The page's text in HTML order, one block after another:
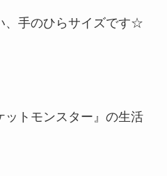
、手のひらサイズです☆
ットモンスター』の生活